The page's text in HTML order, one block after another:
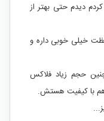
دیدم حتی بهتر از
خیلی خوبی داره و
حجم زیاد فلاکس
هم با کیفیت هستش.